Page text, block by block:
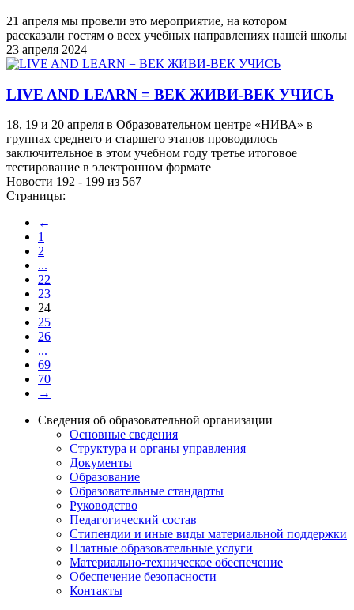
21 апреля мы провели это мероприятие, на котором
рассказали гостям о всех учебных направлениях нашей школы
23 апреля 2024
LIVE AND LEARN = ВЕК ЖИВИ-ВЕК УЧИСЬ
18, 19 и 20 апреля в Образовательном центре «НИВА» в
группах среднего и старшего этапов проводилось
заключительное в этом учебном году третье итоговое
тестирование в электронном формате
Новости 192 - 199 из 567
Страницы:
←
1
2
...
22
23
24
25
26
...
69
70
→
Сведения об образовательной организации
Основные сведения
Структура и органы управления
Документы
Образование
Образовательные стандарты
Руководство
Педагогический состав
Стипендии и иные виды материальной поддержки
Платные образовательные услуги
Материально-техническое обеспечение
Обеспечение безопасности
Контакты